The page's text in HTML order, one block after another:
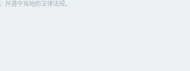
并遵守当地的法律法规。